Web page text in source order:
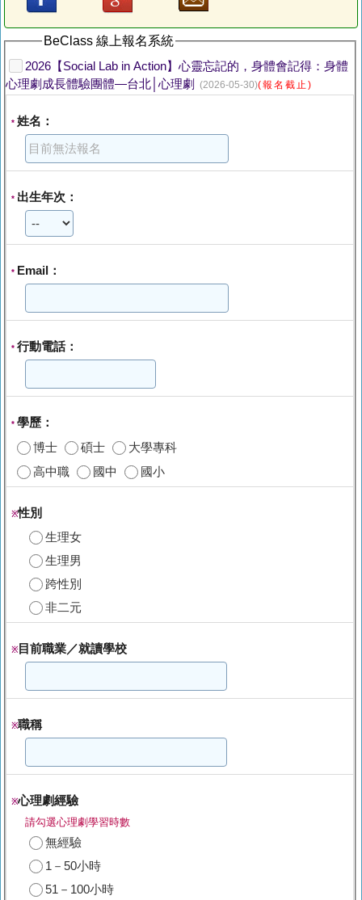
BeClass 線上報名系統
2026【Social Lab in Action】心靈忘記的，身體會記得：身體
心理劇成長體驗團體—台北│心理劇
(2026-05-30)(報名截止)
* 姓名：
* 出生年次：
* Email：
* 行動電話：
* 學歷：
博士
碩士
大學專科
高中職
國中 國小
※性別
生理女
生理男
跨性別
非二元
※目前職業／就讀學校
※職稱
※心理劇經驗
請勾選心理劇學習時數
無經驗
1－50小時
51－100小時